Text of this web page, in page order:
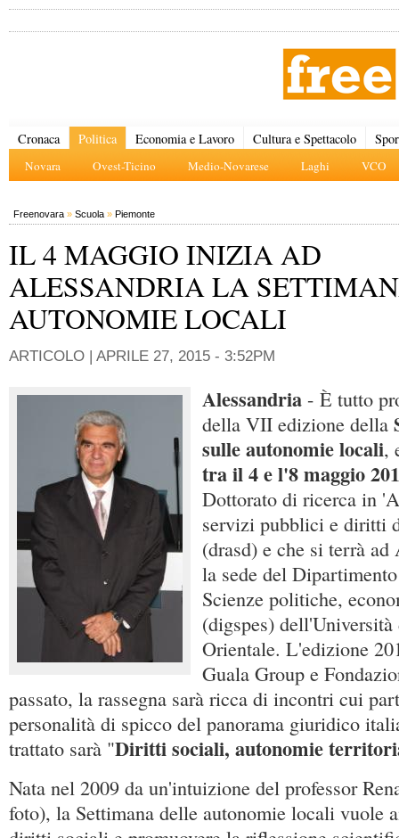
Cronaca Politica
Novara Ovest-Ticino Medio-Novarese Laghi VCO
Economia e Lavoro Cultura e Spettacolo
Freenovara » Scuola » Piemonte
IL 4 MAGGIO INIZIA AD
ALESSANDRIA LA
AUTONOMIE LOCALI
ARTICOLO | APRILE 27, 2015 - 3:52PM
Alessandria - È tutto
della VII edizione della
sulle autonomie locali,
tra il 4 e l'8 maggio
Dottorato di ricerca in
servizi pubblici e diritti
(drasd) e che si terrà ad
la sede del
Scienze politiche,
(digspes)
Orientale. L'edizione
Guala Group e
passato, la rassegna sarà ricca di incontri cui
personalità di spicco del panorama giuridico
trattato sarà "Diritti sociali, autonomie
Nata nel 2009 da un'intuizione del professor
foto), la Settimana delle autonomie locali vuole